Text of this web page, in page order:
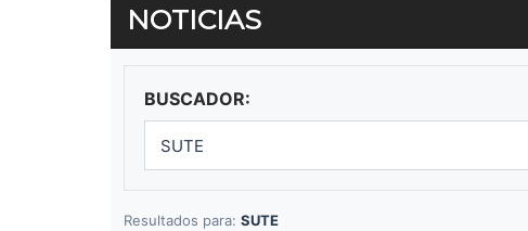
NOTICIAS
BUSCADOR:
Resultados para: SUTE